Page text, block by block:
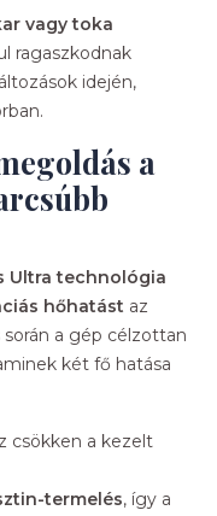
vagy toka
ragaszkodnak
idején,
a
Ultra technológia
hőhatást az
során a gép célzottan
két fő hatása
csökken a kezelt
termelés, így a